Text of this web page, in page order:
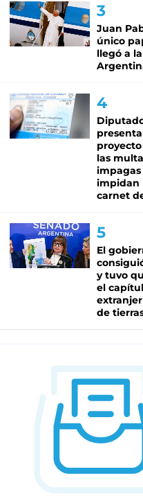
Juan
único
llegó a la
las
impagas
impidan
carnet
El
y tuvo
el
de